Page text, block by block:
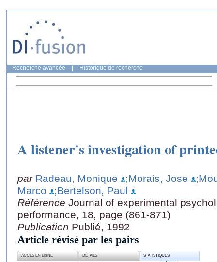
Recherche avancée Historique de recherche
A listener's investigation of
par Radeau, Monique ;Morais, Jose
Marco
;Bertelson, Paul
Référence Journal of experimental
performance, 18, page (861-871)
Publication Publié, 1992
Article révisé par les pairs
ACCÈS EN LIGNE DÉTAILS STATISTIQUES